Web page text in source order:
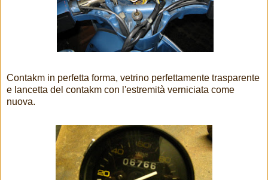
Contakm in perfetta forma, vetrino perfettamente trasparente
e lancetta del contakm con l'estremità verniciata come
nuova.